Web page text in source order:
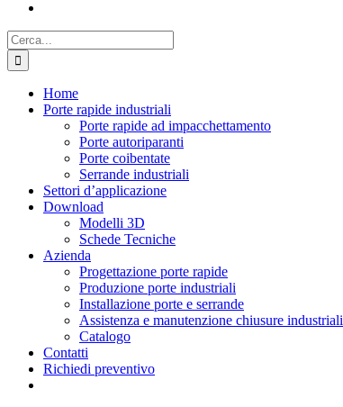
Cerca
per:
Home
Porte rapide industriali
Porte rapide ad impacchettamento
Porte autoriparanti
Porte coibentate
Serrande industriali
Settori d’applicazione
Download
Modelli 3D
Schede Tecniche
Azienda
Progettazione porte rapide
Produzione porte industriali
Installazione porte e serrande
Assistenza e manutenzione chiusure industriali
Catalogo
Contatti
Richiedi preventivo